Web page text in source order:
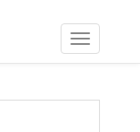
Toggle